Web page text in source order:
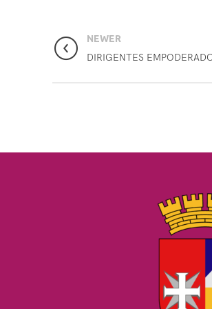
NEWER
DIRIGENTES